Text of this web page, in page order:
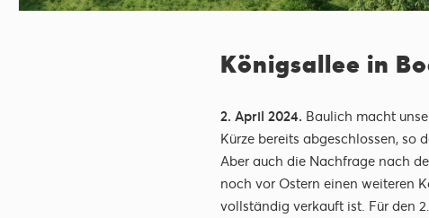
Königsallee in
2. April 2024. Baulich macht
Kürze bereits abgeschlossen, so
Aber auch die Nachfrage nach
noch vor Ostern einen weiteren
vollständig verkauft ist. Für den